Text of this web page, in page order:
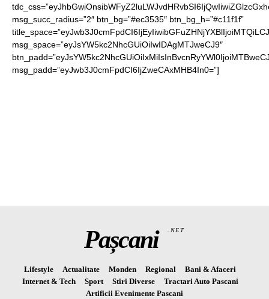
msg_succ_radius=”2″ btn_bg=”#ec3535″ btn_bg_h=”#c11f1f”
msg_space=”eyJsYW5kc2NhcGUiOiIwIDAgMTJweCJ9″
msg_padd=”eyJwb3J0cmFpdCI6IjZweCAxMHB4In0=”]
Pașcani .NET
Lifestyle Actualitate Monden Regional
Bani & Afaceri
Internet & Tech
Sport Stiri Diverse
Tractari Auto Pascani
Artificii Evenimente Pascani